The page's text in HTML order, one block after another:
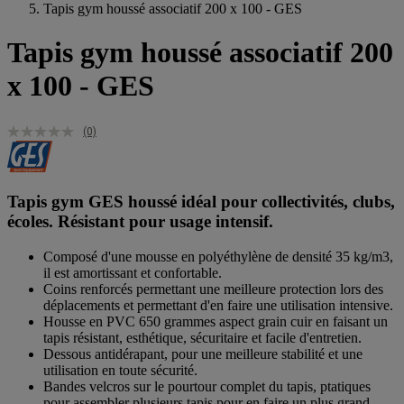
Tapis gym houssé associatif 200 x 100 - GES
Tapis gym houssé associatif 200
x 100 - GES
(0)
Tapis gym GES houssé idéal pour collectivités, clubs,
écoles. Résistant pour usage intensif.
Composé d'une mousse en polyéthylène de densité 35 kg/m3,
il est amortissant et confortable.
Coins renforcés permettant une meilleure protection lors des
déplacements et permettant d'en faire une utilisation intensive.
Housse en PVC 650 grammes aspect grain cuir en faisant un
tapis résistant, esthétique, sécuritaire et facile d'entretien.
Dessous antidérapant, pour une meilleure stabilité et une
utilisation en toute sécurité.
Bandes velcros sur le pourtour complet du tapis, ptatiques